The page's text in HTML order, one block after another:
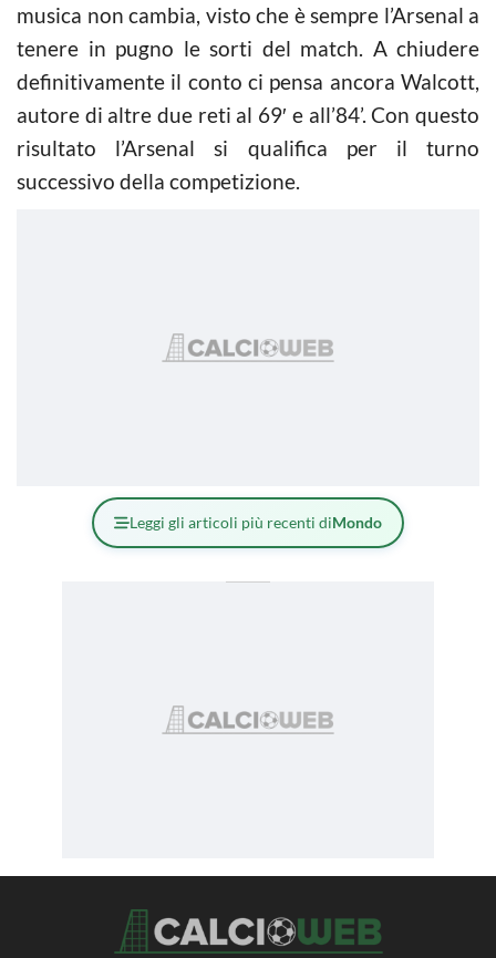
musica non cambia, visto che è sempre l’Arsenal a
tenere in pugno le sorti del match. A chiudere
definitivamente il conto ci pensa ancora Walcott,
autore di altre due reti al 69′ e all’84’. Con questo
risultato l’Arsenal si qualifica per il turno
successivo della competizione.
Leggi gli articoli più recenti diMondo